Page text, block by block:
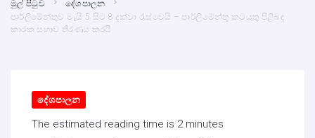
මුල් පිටුව
දේශපාලන
පාර්ලිමේන්තුව මැයි 5 සිට 8 දක්වා රැස්වෙයි – පාර්ලිමේන්තු කටයුතු පිළිබඳ
කාරක සභාව තීරණය කරයි
දේශපාලන
The estimated reading time is 2 minutes